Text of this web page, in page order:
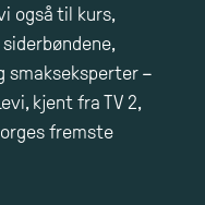
også til kurs,
smakseksperter –
kjent fra TV 2,
fremste